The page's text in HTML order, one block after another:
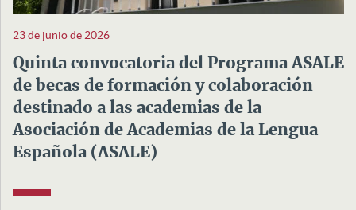
23 de junio de 2026
Quinta convocatoria del Programa ASALE
de becas de formación y colaboración
destinado a las academias de la
Asociación de Academias de la Lengua
Española (ASALE)